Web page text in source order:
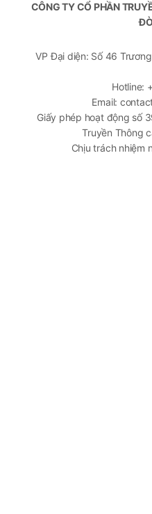
CÔNG TY CỔ PHẦN
VP Đại diện: Số 46
Hotline:
Email:
Giấy phép hoạt động số
Truyền Thông
Chịu trách nhiệm